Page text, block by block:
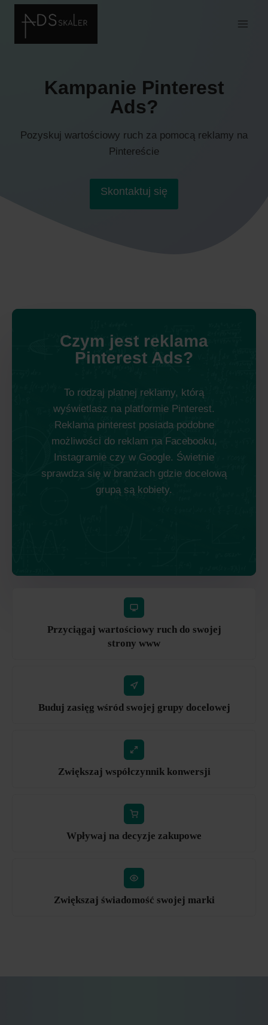
Przejdź
Kampanie Pinterest
Ads?
Pozyskuj wartościowy ruch za pomocą reklamy na
Pintereście
Skontaktuj się
Czym jest reklama
Pinterest Ads?
To rodzaj płatnej reklamy, którą
wyświetlasz na platformie Pinterest.
Reklama pinterest posiada podobne
możliwości do reklam na Facebooku,
Instagramie czy w Google. Świetnie
sprawdza się w branżach gdzie docelową
grupą są kobiety.
Przyciągaj wartościowy ruch do swojej
strony www
Buduj zasięg wśród swojej grupy docelowej
Zwiększaj współczynnik konwersji
Wpływaj na decyzje zakupowe
Zwiększaj świadomość swojej marki